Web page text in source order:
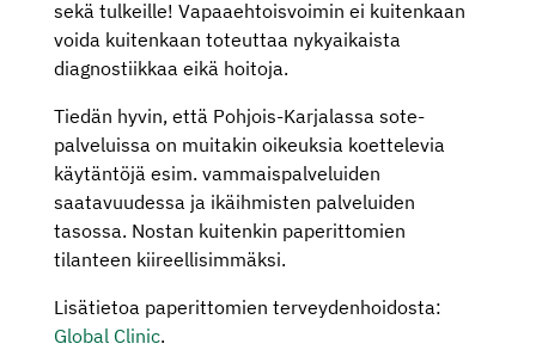
sekä tulkeille! Vapaaehtoisvoimin ei kuitenkaan
voida kuitenkaan toteuttaa nykyaikaista
diagnostiikkaa eikä hoitoja.
Tiedän hyvin, että Pohjois-Karjalassa sote-
palveluissa on muitakin oikeuksia koettelevia
käytäntöjä esim. vammaispalveluiden
saatavuudessa ja ikäihmisten palveluiden
tasossa. Nostan kuitenkin paperittomien
tilanteen kiireellisimmäksi.
Lisätietoa paperittomien terveydenhoidosta:
Global Clinic.